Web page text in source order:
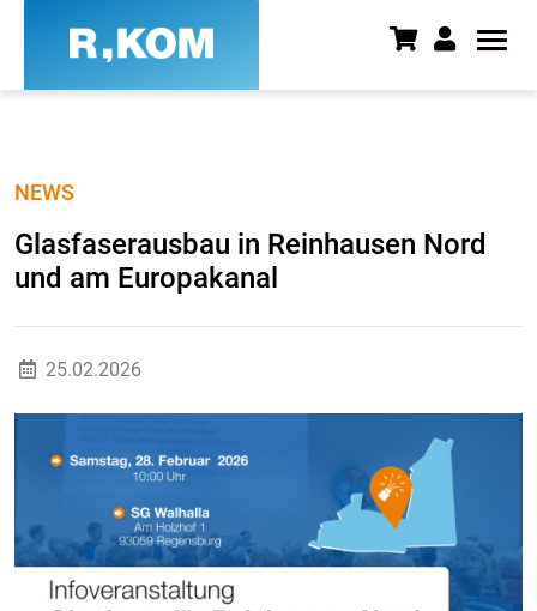
NEWS
Glasfaserausbau in Reinhausen Nord
und am Europakanal
25.02.2026